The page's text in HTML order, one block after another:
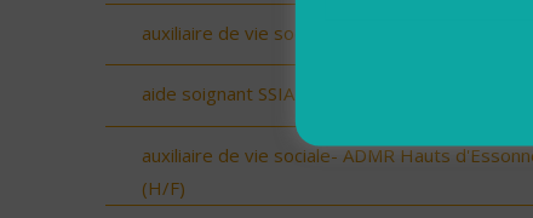
auxiliaire de vie sociale- ADMR Papeterie (H/F)
aide soignant SSIAD Hurepoix (H/F)
auxiliaire de vie sociale- ADMR Hauts
(H/F)